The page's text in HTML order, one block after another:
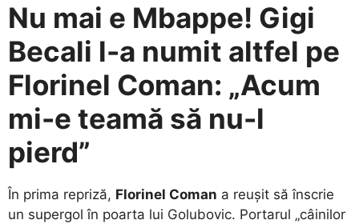
Nu mai e Mbappe! Gigi
Becali l-a numit altfel pe
Florinel Coman: „Acum
mi-e teamă să nu-l
pierd”
În prima repriză, Florinel Coman a reușit să înscrie
un supergol în poarta lui Golubovic. Portarul „câinilor